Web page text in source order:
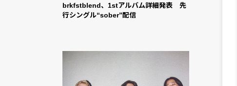
brkfstblend、1stアルバム詳細発表 先
行シングル“sober”配信